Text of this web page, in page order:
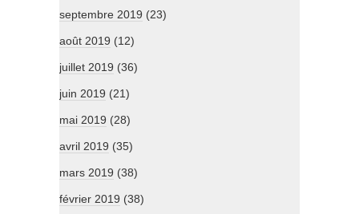
septembre 2019 (23)
août 2019 (12)
juillet 2019 (36)
juin 2019 (21)
mai 2019 (28)
avril 2019 (35)
mars 2019 (38)
février 2019 (38)